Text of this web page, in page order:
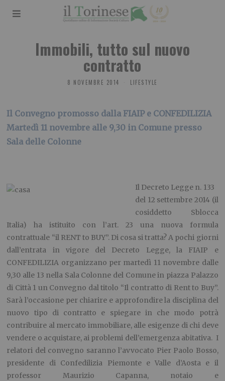
Immobili, tutto sul nuovo
contratto
8 NOVEMBRE 2014 LIFESTYLE
Il Convegno promosso dalla FIAIP e CONFEDILIZIA
Martedì 11 novembre alle 9,30 in Comune presso
Sala delle Colonne
Il Decreto Legge n. 133
del 12 settembre 2014 (il
cosiddetto Sblocca
Italia) ha istituito con l’art. 23 una nuova formula
contrattuale “il RENT to BUY”. Di cosa si tratta? A pochi giorni
dall’entrata in vigore del Decreto Legge, la FIAIP e
CONFEDILIZIA organizzano per martedì 11 novembre dalle
9,30 alle 13 nella Sala Colonne del Comune in piazza Palazzo
di Città 1 un Convegno dal titolo “Il contratto di Rent to Buy”.
Sarà l’occasione per chiarire e approfondire la disciplina del
nuovo tipo di contratto e spiegare in che modo potrà
contribuire al mercato immobiliare, alle esigenze di chi deve
vendere o acquistare, ai problemi dell’emergenza abitativa. I
relatori del convegno saranno l’avvocato Pier Paolo Bosso,
presidente di Confedilizia Piemonte e Valle d’Aosta e il
professor Maurizio Capanna, notaio e